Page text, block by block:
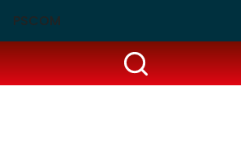
PSCOM